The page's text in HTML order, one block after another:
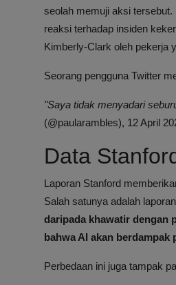
seolah memuji aksi
reaksi terhadap insiden
Kimberly-Clark oleh pekerja
Seorang pengguna Twitter
"Saya tidak menyadari
(@paularambles), 12 April
Data
Laporan Stanford
Salah satunya adalah
daripada khawatir dengan
bahwa AI akan berdampak
Perbedaan ini juga tampak